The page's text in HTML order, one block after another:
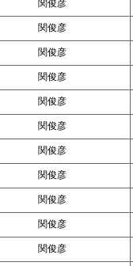
関俊彦
関俊彦
関俊彦
関俊彦
関俊彦
関俊彦
関俊彦
関俊彦
関俊彦
関俊彦
関俊彦